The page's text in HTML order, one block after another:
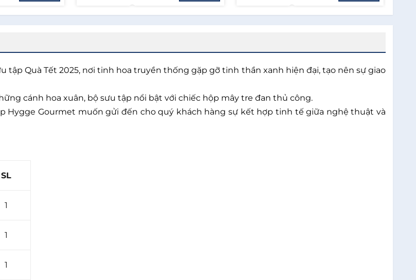
Quà Tết 2025, nơi tinh hoa truyền thống gặp gỡ tinh thần xanh hiện đại, tạo nên sự giao
cánh hoa xuân, bộ sưu tập nổi bật với chiếc hộp mây tre đan thủ công.
Hygge Gourmet muốn gửi đến cho quý khách hàng sự kết hợp tinh tế giữa nghệ thuật và
SL
1
1
1